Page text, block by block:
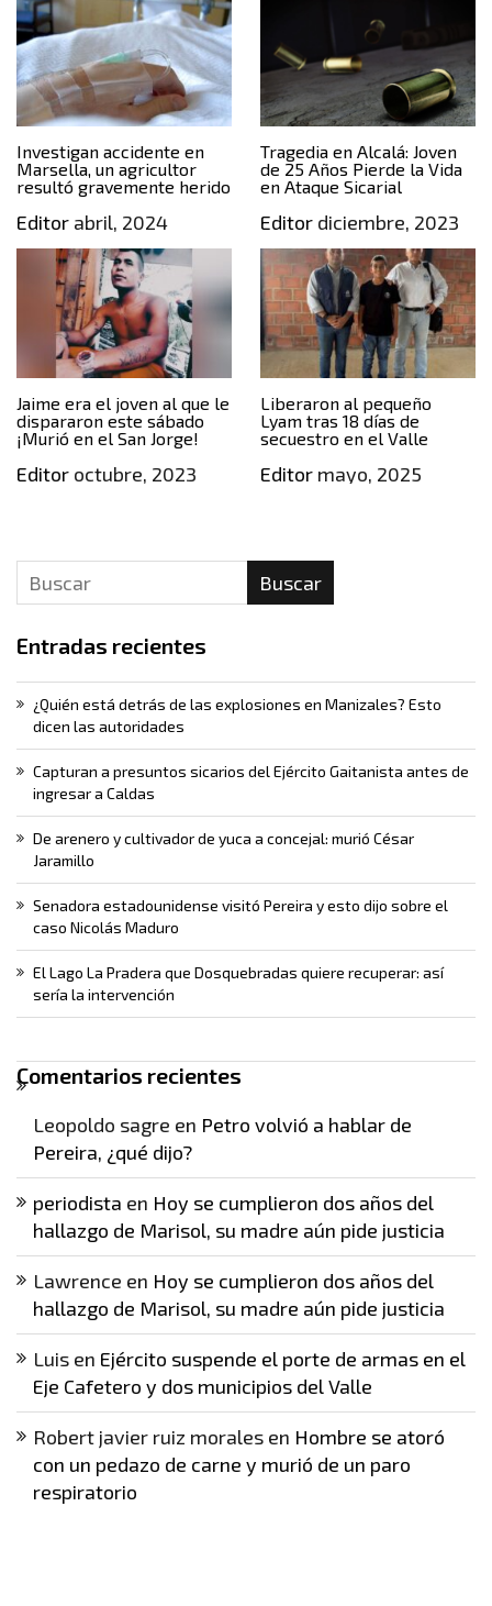
Investigan accidente en
Marsella, un agricultor
resultó gravemente herido
Editor abril, 2024
Tragedia en Alcalá: Joven
de 25 Años Pierde la Vida
en Ataque Sicarial
Editordiciembre, 2023
Jaime era el joven al que le
dispararon este sábado
¡Murió en el San Jorge!
Editor octubre, 2023
Liberaron al pequeño
Lyam tras 18 días de
secuestro en el Valle
Editormayo, 2025
Buscar
Entradas recientes
¿Quién está detrás de las explosiones en Manizales? Esto
dicen las autoridades
Capturan a presuntos sicarios del Ejército Gaitanista antes de
ingresar a Caldas
De arenero y cultivador de yuca a concejal: murió César
Jaramillo
Senadora estadounidense visitó Pereira y esto dijo sobre el
caso Nicolás Maduro
El Lago La Pradera que Dosquebradas quiere recuperar: así
sería la intervención
Comentarios recientes
Leopoldo sagre en Petro volvió a hablar de
Pereira, ¿qué dijo?
periodista en Hoy se cumplieron dos años del
hallazgo de Marisol, su madre aún pide justicia
Lawrence en Hoy se cumplieron dos años del
hallazgo de Marisol, su madre aún pide justicia
Luis en Ejército suspende el porte de armas en el
Eje Cafetero y dos municipios del Valle
Robert javier ruiz morales en Hombre se atoró
con un pedazo de carne y murió de un paro
respiratorio